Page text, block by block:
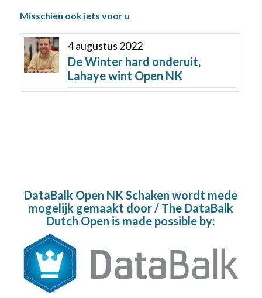
Misschien ook iets voor u
4 augustus 2022
De Winter hard onderuit,
Lahaye wint Open NK
DataBalk Open NK Schaken wordt mede
mogelijk gemaakt door / The DataBalk
Dutch Open is made possible by: